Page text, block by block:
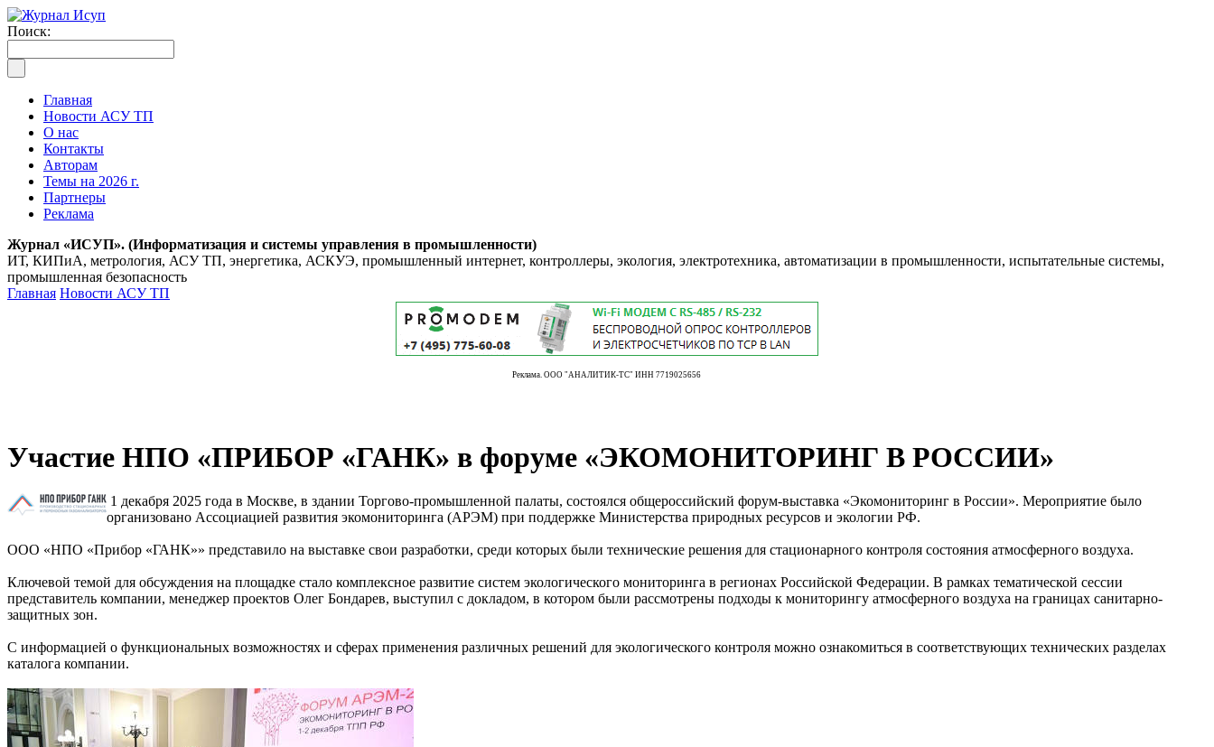
Поиск:
Главная
Новости АСУ ТП
О нас
Контакты
Авторам
Темы на 2026 г.
Партнеры
Реклама
Журнал «ИСУП». (Информатизация и системы управления в промышленности)
ИТ, КИПиА, метрология, АСУ ТП, энергетика, АСКУЭ, промышленный интернет, контроллеры, экология, электротехника, автоматизации в промышленности, испытательные системы,
промышленная безопасность
Главная Новости АСУ ТП
Реклама. ООО "АНАЛИТИК-ТС" ИНН 7719025656
Участие НПО «ПРИБОР «ГАНК» в форуме «ЭКОМОНИТОРИНГ В РОССИИ»
1 декабря 2025 года в Москве, в здании Торгово-промышленной палаты, состоялся общероссийский форум-выставка «Экомониторинг в России». Мероприятие было
организовано Ассоциацией развития экомониторинга (АРЭМ) при поддержке Министерства природных ресурсов и экологии РФ.
ООО «НПО «Прибор «ГАНК»» представило на выставке свои разработки, среди которых были технические решения для стационарного контроля состояния атмосферного воздуха.
Ключевой темой для обсуждения на площадке стало комплексное развитие систем экологического мониторинга в регионах Российской Федерации. В рамках тематической сессии
представитель компании, менеджер проектов Олег Бондарев, выступил с докладом, в котором были рассмотрены подходы к мониторингу атмосферного воздуха на границах санитарно-
защитных зон.
С информацией о функциональных возможностях и сферах применения различных решений для экологического контроля можно ознакомиться в соответствующих технических разделах
каталога компании.